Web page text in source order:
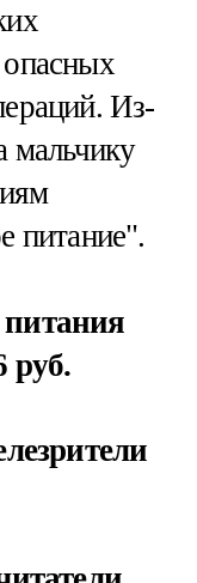
Из-
мальчику
питание".
питания
руб.